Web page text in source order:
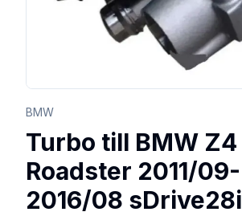
BMW
Turbo till BMW Z4
Roadster 2011/09-
2016/08 sDrive28i